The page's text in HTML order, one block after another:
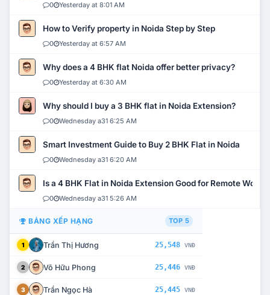
0 Yesterday at 8:01 AM
How to Verify property in Noida Step by Step
0 Yesterday at 6:57 AM
Why does a 4 BHK flat Noida offer better privacy?
0 Yesterday at 6:30 AM
Why should I buy a 3 BHK flat in Noida Extension?
0 Wednesday a31 6:25 AM
Smart Investment Guide to Buy 2 BHK Flat in Noida
0 Wednesday a31 6:20 AM
Is a 4 BHK Flat in Noida Extension Good for Remote Work?
0 Wednesday a31 5:26 AM
BẢNG XẾP HẠNG TOP 5
1 Trần Thị Hương 25,548 VNĐ
2 Võ Hữu Phong 25,446 VNĐ
3 Trần Ngọc Hà 25,445 VNĐ